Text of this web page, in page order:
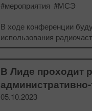
#мероприятия #МСЭ
В ходе конференции
использования
В Лиде проходит
05.10.2023